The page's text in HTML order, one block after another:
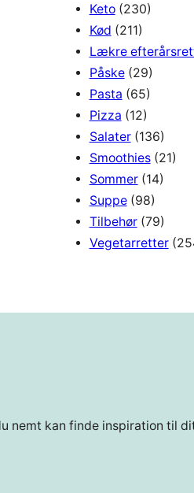
Keto(230)
Kød (211)
Lækre
Påske(29)
Pasta (65)
Pizza (12)
Salater(136)
Smoothies(21)
Sommer(14)
Suppe(98)
Tilbehør(79)
Vegetarretter
nemt kan finde inspiration til